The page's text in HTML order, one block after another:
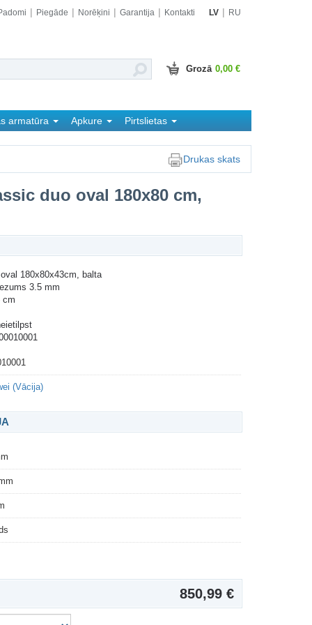
Piegāde Norēķini Garantija Kontakti LV RU
Grozā 0,00 €
armatūra Apkure
Pirtslietas
Drukas skats
duo oval 180x80 cm,
180x80x43cm, balta
3.5 mm
cm
(Vācija)
850,99 €